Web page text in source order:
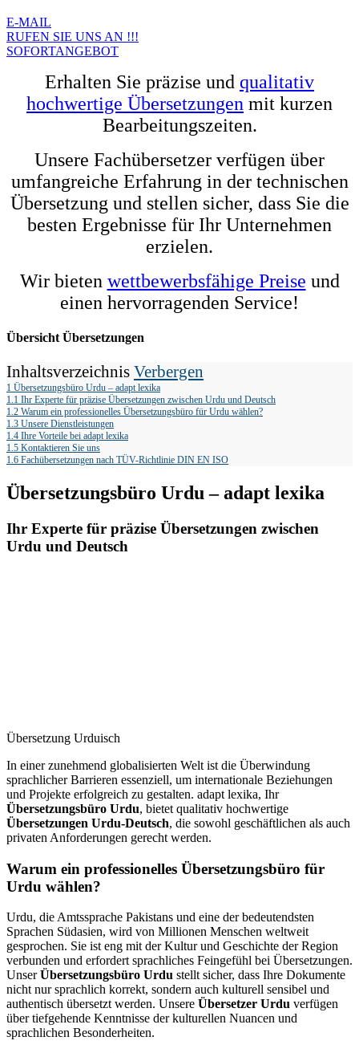
E-MAIL
RUFEN SIE UNS AN !!!
SOFORTANGEBOT
Erhalten Sie präzise und qualitativ
hochwertige Übersetzungen mit kurzen
Bearbeitungszeiten.
Unsere Fachübersetzer verfügen über
umfangreiche Erfahrung in der technischen
Übersetzung und stellen sicher, dass Sie die
besten Ergebnisse für Ihr Unternehmen
erzielen.
Wir bieten wettbewerbsfähige Preise und
einen hervorragenden Service!
Übersicht Übersetzungen
Inhaltsverzeichnis Verbergen
1 Übersetzungsbüro Urdu – adapt lexika
1.1 Ihr Experte für präzise Übersetzungen zwischen Urdu und Deutsch
1.2 Warum ein professionelles Übersetzungsbüro für Urdu wählen?
1.3 Unsere Dienstleistungen
1.4 Ihre Vorteile bei adapt lexika
1.5 Kontaktieren Sie uns
1.6 Fachübersetzungen nach TÜV-Richtlinie DIN EN ISO
Übersetzungsbüro Urdu – adapt lexika
Ihr Experte für präzise Übersetzungen zwischen
Urdu und Deutsch
Übersetzung Urduisch
In einer zunehmend globalisierten Welt ist die Überwindung
sprachlicher Barrieren essenziell, um internationale Beziehungen
und Projekte erfolgreich zu gestalten. adapt lexika, Ihr
Übersetzungsbüro Urdu, bietet qualitativ hochwertige
Übersetzungen Urdu-Deutsch, die sowohl geschäftlichen als auch
privaten Anforderungen gerecht werden.
Warum ein professionelles Übersetzungsbüro für
Urdu wählen?
Urdu, die Amtssprache Pakistans und eine der bedeutendsten
Sprachen Südasien, wird von Millionen Menschen weltweit
gesprochen. Sie ist eng mit der Kultur und Geschichte der Region
verbunden und erfordert sprachliches Feingefühl bei Übersetzungen.
UnserÜbersetzungsbüro Urdu stellt sicher, dass Ihre Dokumente
nicht nur sprachlich korrekt, sondern auch kulturell sensibel und
authentisch übersetzt werden. Unsere Übersetzer Urdu verfügen
über tiefgehende Kenntnisse der kulturellen Nuancen und
sprachlichen Besonderheiten.